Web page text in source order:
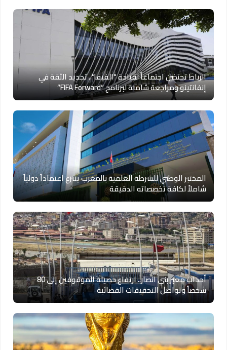
الرباط تحتضن اجتماعاً لقيادة “الفيفا”.. تجديد الثقة في
إنفانتينو ومراجعة شاملة لبرنامج “FIFA Forward”
المختبر الوطني للشرطة العلمية بالمغرب ينتزع اعتماداً دولياً
شاملاً لكافة تخصصاته الدقيقة
أحداث معبر بني انصار.. ارتفاع حصيلة الموقوفين إلى 80
شخصاً وتواصل التحقيقات القضائية